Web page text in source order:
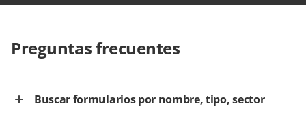
Preguntas frecuentes
Buscar formularios por nombre, tipo, sector